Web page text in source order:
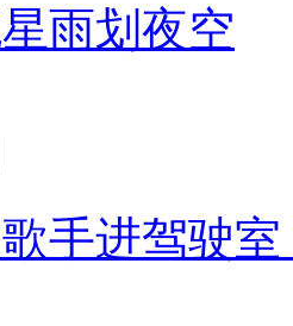
雨划夜空
手进驾驶